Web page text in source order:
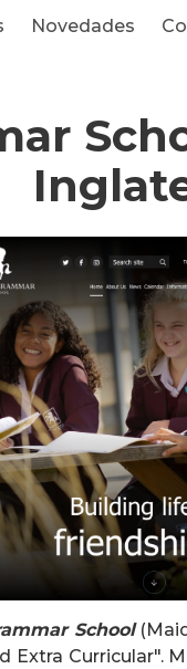
Novedades
School
Curricular".